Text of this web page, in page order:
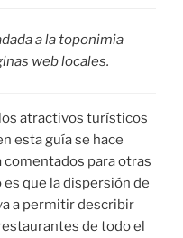
a la toponimia
web locales.
atractivos turísticos
esta guía se hace
comentados para otras
que la dispersión de
a permitir describir
de todo el